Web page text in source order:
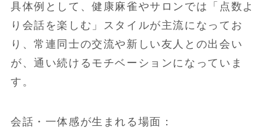
具体例として、健康麻雀やサロンでは「点数よ
り会話を楽しむ」スタイルが主流になってお
り、常連同士の交流や新しい友人との出会い
が、通い続けるモチベーションになっていま
す。
会話・一体感が生まれる場面：